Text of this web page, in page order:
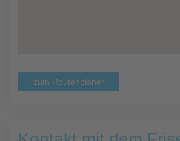
zum Routenplaner